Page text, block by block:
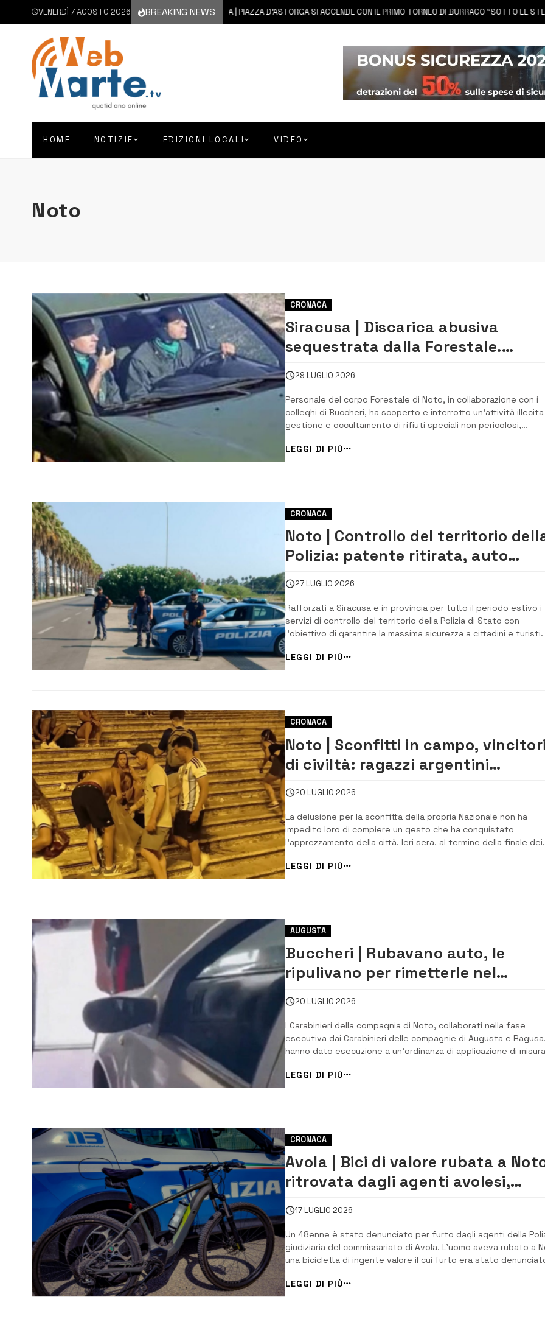
VENERDÌ 7 AGOSTO 2026 BREAKING NEWS
7 AGOSTO 2026 AUGUSTA | PIAZZA D’ASTORGA SI ACCENDE CON IL PRIMO TORNEO DI BURRACO “SOTTO LE STELLE”
HOME NOTIZIE EDIZIONI LOCALI VIDEO
Noto
CRONACA
Siracusa | Discarica abusiva
sequestrata dalla Forestale.
Denunciato 53enne
29 LUGLIO 2026
Personale del corpo Forestale di Noto, in collaborazione con i
colleghi di Buccheri, ha scoperto e interrotto un’attività illecita
gestione e occultamento di rifiuti speciali non pericolosi,
la discarica abusiva. Si tratta di un 53enne di Noto indagato per
attività ille...
LEGGI DI PIÙ
CRONACA
Noto | Controllo del territorio
Polizia: patente ritirata, auto
sequestrata, 3 sanzioni
27 LUGLIO 2026
Rafforzati a Siracusa e in provincia per tutto il periodo estivo i
servizi di controllo del territorio della Polizia di Stato con
l’obiettivo di garantire la massima sicurezza a cittadini e turisti.
particolare, questo fine settimana i controlli si sono
Noto dove, agenti in servizio al Commissariato e al reparto
Prevenzi...
LEGGI DI PIÙ
CRONACA
Noto | Sconfitti in campo, vincitori
di civiltà: ragazzi argentini
ripuliscono la scalinata della
Cattedrale
20 LUGLIO 2026
La delusione per la sconfitta della propria Nazionale non ha
impedito loro di compiere un gesto che ha conquistato
l’apprezzamento della città. Ieri sera, al termine della finale dei
Mondiali persa dall’Argentina contro la Spagna, trasmessa su
schermo a Noto, un gruppo di giovani della numerosa comunità
argentina residente in ...
LEGGI DI PIÙ
AUGUSTA
Buccheri | Rubavano auto, le
ripulivano per rimetterle nel
mercato: 5 arresti, uno ad
20 LUGLIO 2026
I Carabinieri della compagnia di Noto, collaborati nella fase
esecutiva dai Carabinieri delle compagnie di Augusta e Ragusa,
hanno dato esecuzione a un’ordinanza di applicazione di misura
confronti di cinque persone. Sono ritenute responsabili, a vario
titolo e in concorso tra l...
LEGGI DI PIÙ
CRONACA
Avola | Bici di valore rubata a
ritrovata dagli agenti avolesi,
denunciato il ladro
17 LUGLIO 2026
Un 48enne è stato denunciato per furto dagli agenti della
giudiziaria del commissariato di Avola. L’uomo aveva rubato a
una bicicletta di ingente valore il cui furto era stato
due uffici di Polizia ha condotto gli investigatori avolesi ad
esaminare alcune...
LEGGI DI PIÙ